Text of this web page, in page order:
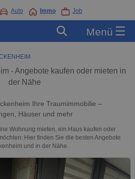
Auto Immo Job
Menü ☰
- Angebote kaufen oder mieten in
der Nähe
Ihre Traumimmobilie –
Häuser und mehr
Wohnung mieten, ein Haus kaufen oder
Hier finden Sie die besten Angebote
und in der Nähe.